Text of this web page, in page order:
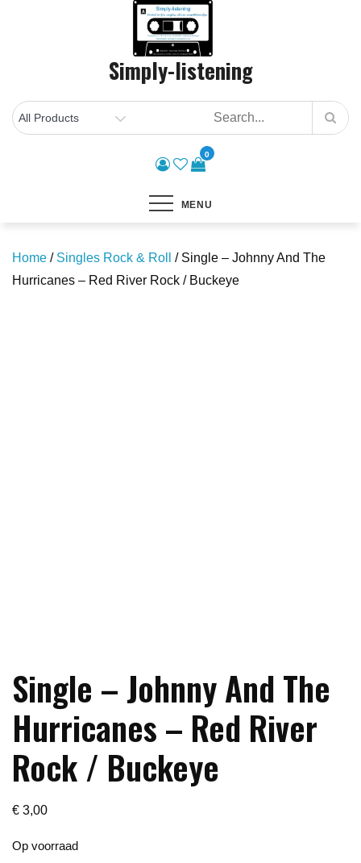
Simply-listening
0
MENU
Home / Singles Rock & Roll
/ Single – Johnny And The
Hurricanes – Red River Rock / Buckeye
Single – Johnny And The
Hurricanes – Red River
Rock / Buckeye
€ 3,00
Op voorraad